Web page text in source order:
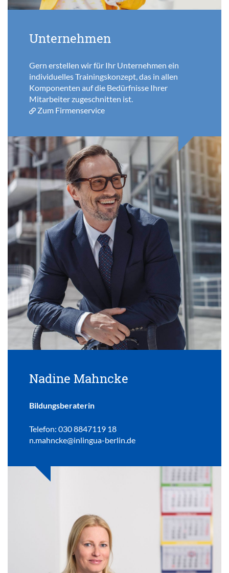
Unternehmen
Gern erstellen wir für Ihr Unternehmen ein
individuelles Trainingskonzept, das in allen
Komponenten auf die Bedürfnisse Ihrer
Mitarbeiter zugeschnitten ist.
Zum Firmenservice
Nadine Mahncke
Bildungsberaterin
Telefon: 030 8847119 18
n.mahncke@inlingua-berlin.de